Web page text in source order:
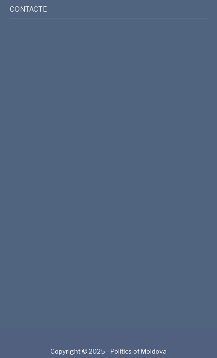
CONTACTE
Copyright © 2025 - Politics of Moldova